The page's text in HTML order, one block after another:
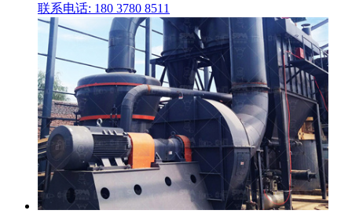
联系电话: 180 3780 8511